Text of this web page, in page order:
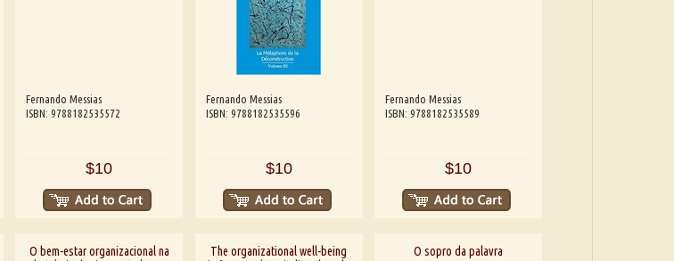
Fernando Messias
ISBN: 9788182535572
$10
Fernando Messias
ISBN: 9788182535596
$10
Fernando Messias
ISBN: 9788182535589
$10
O bem-estar organizacional na
The organizational well-being
O sopro da palavra